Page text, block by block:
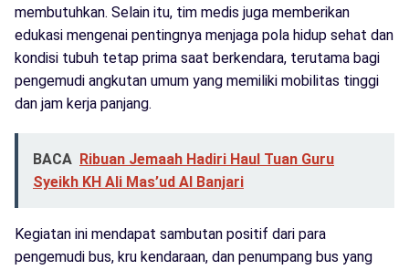
membutuhkan. Selain itu, tim medis juga memberikan
edukasi mengenai pentingnya menjaga pola hidup sehat dan
kondisi tubuh tetap prima saat berkendara, terutama bagi
pengemudi angkutan umum yang memiliki mobilitas tinggi
dan jam kerja panjang.
BACA Ribuan Jemaah Hadiri Haul Tuan Guru
Syeikh KH Ali Mas’ud Al Banjari
Kegiatan ini mendapat sambutan positif dari para
pengemudi bus, kru kendaraan, dan penumpang bus yang